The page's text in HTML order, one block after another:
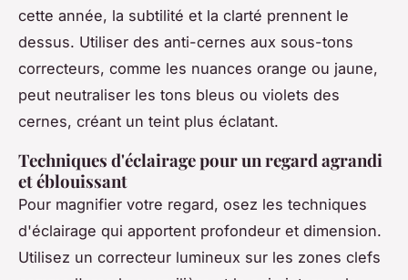
cette année, la subtilité et la clarté prennent le
dessus. Utiliser des anti-cernes aux sous-tons
correcteurs, comme les nuances orange ou jaune,
peut neutraliser les tons bleus ou violets des
cernes, créant un teint plus éclatant.
Techniques d'éclairage pour un regard agrandi
et éblouissant
Pour magnifier votre regard, osez les techniques
d'éclairage qui apportent profondeur et dimension.
Utilisez un correcteur lumineux sur les zones clefs